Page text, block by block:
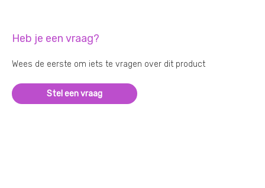
Heb je een vraag?
Wees de eerste om iets te vragen over dit product
Stel een vraag